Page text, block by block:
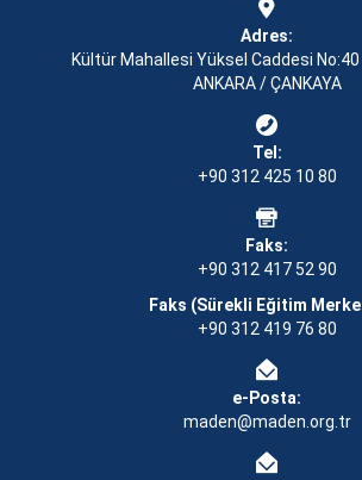
Adres:
Kültür Mahallesi Yüksel Caddesi No:40
ANKARA / ÇANKAYA
Tel:
+90 312 425 10 80
Faks:
+90 312 417 52 90
Faks (Sürekli Eğitim
+90 312 419 76 80
e-Posta:
maden@maden.org.tr